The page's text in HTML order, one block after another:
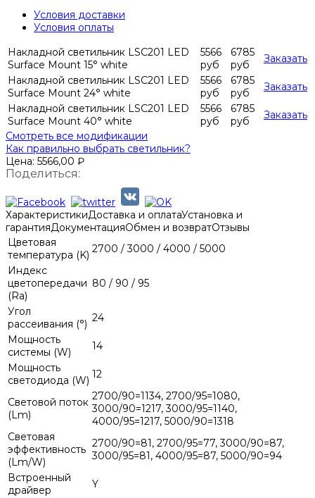
Условия доставки
Условия оплаты
Накладной светильник LSC201 LED
Surface Mount 15° white
5566
руб
6785
руб
Заказать
Накладной светильник LSC201 LED
Surface Mount 24° white
5566
руб
6785
руб
Заказать
Накладной светильник LSC201 LED
Surface Mount 40° white
5566
руб
6785
руб
Заказать
Смотреть все модификации
Как правильно выбрать светильник?
Цена: 5566,00 ₽
Поделиться:
ХарактеристикиДоставка и оплатаУстановка и
гарантияДокументацияОбмен и возвратОтзывы
Цветовая
температура (K) 2700 / 3000 / 4000 / 5000
Индекс
цветопередачи
(Ra)
80 / 90 / 95
Угол
рассеивания (°) 24
Мощность
системы (W)
14
Мощность
светодиода (W) 12
Световой поток
(Lm)
2700/90=1134, 2700/95=1080,
3000/90=1217, 3000/95=1140,
4000/95=1217, 5000/90=1318
Световая
эффективность
(Lm/W)
2700/90=81, 2700/95=77, 3000/90=87,
3000/95=81, 4000/95=87, 5000/90=94
Встроенный
драйвер
Y